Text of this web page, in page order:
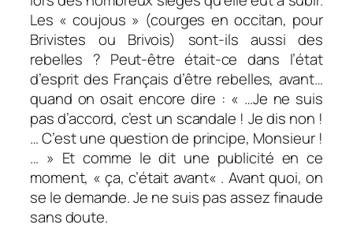
Les « coujous » (courges en occitan, pour
Brivistes ou Brivois) sont-ils aussi des
rebelles ? Peut-être était-ce dans l’état
d’esprit des Français d’être rebelles, avant…
quand on osait encore dire : « …Je ne suis
pas d’accord, c’est un scandale ! Je dis non !
… C’est une question de principe, Monsieur !
… » Et comme le dit une publicité en ce
moment, « ça, c’était avant« . Avant quoi, on
se le demande. Je ne suis pas assez finaude
sans doute.